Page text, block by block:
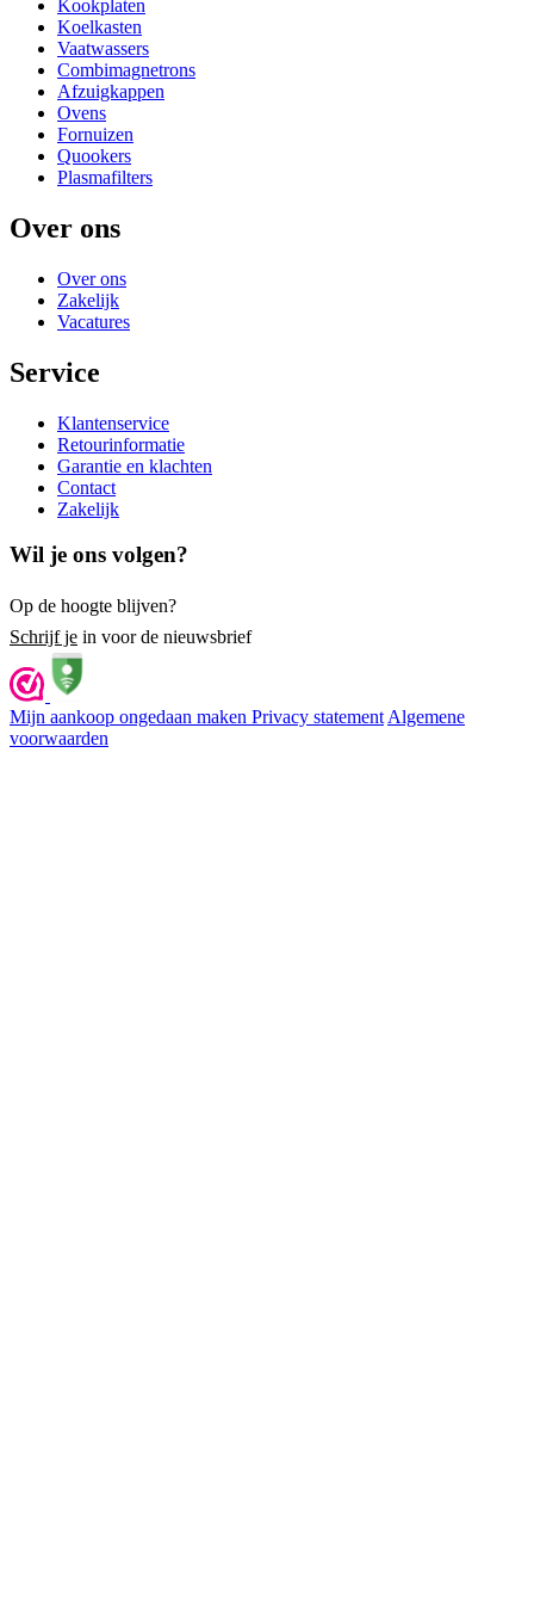
Kookplaten
Koelkasten
Vaatwassers
Combimagnetrons
Afzuigkappen
Ovens
Fornuizen
Quookers
Plasmafilters
Over ons
Over ons
Zakelijk
Vacatures
Service
Klantenservice
Retourinformatie
Garantie en klachten
Contact
Zakelijk
Wil je ons volgen?
Op de hoogte blijven?
Schrijf je in voor de nieuwsbrief
Mijn aankoop ongedaan maken Privacy statement Algemene
voorwaarden